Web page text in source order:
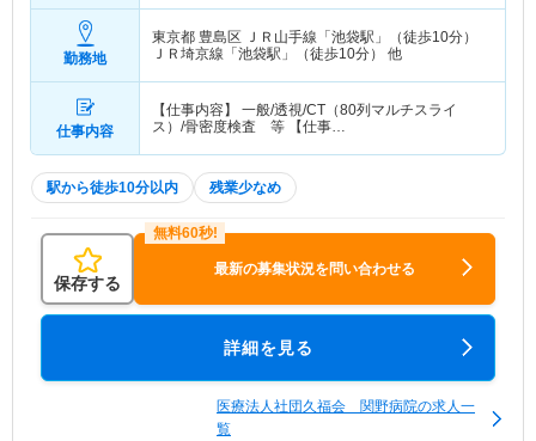
勤務地
東京都 豊島区 ＪＲ山手線「池袋駅」（徒歩10分）
ＪＲ埼京線「池袋駅」（徒歩10分） 他
仕事内容
【仕事内容】 一般/透視/CT（80列マルチスライ
ス）/骨密度検査 等 【仕事…
駅から徒歩10分以内 残業少なめ
保存する
最新の募集状況を問い合わせる
詳細を見る
医療法人社団久福会 関野病院の求人一
覧